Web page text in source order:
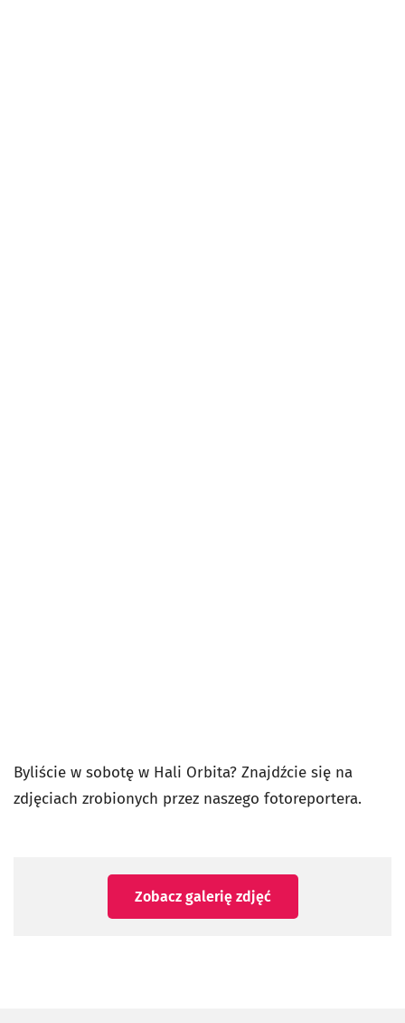
Byliście w sobotę w Hali Orbita? Znajdźcie się na
zdjęciach zrobionych przez naszego fotoreportera.
Zobacz galerię zdjęć